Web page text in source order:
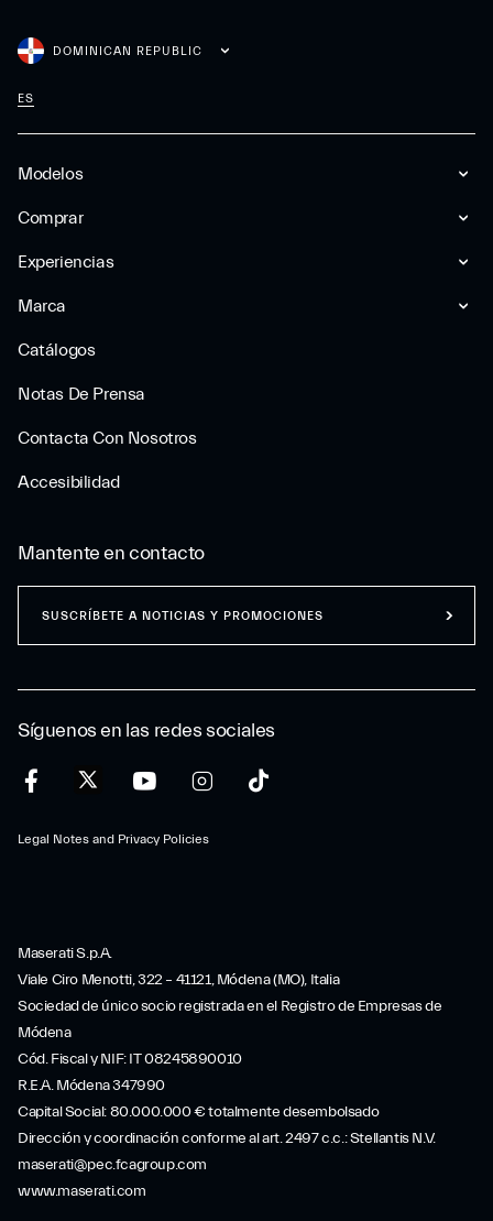
Modelos
Comprar
Experiencias
Marca
Catálogos
Notas De Prensa
Contacta Con Nosotros
Accesibilidad
DOMINICAN REPUBLIC
ES
Síguenos en las redes sociales
Legal Notes and Privacy Policies
Mantente en contacto
SUSCRÍBETE A NOTICIAS Y PROMOCIONES
Maserati S.p.A.
Viale Ciro Menotti, 322 – 41121, Módena (MO), Italia
Sociedad de único socio registrada en el Registro de Empresas de
Módena
Cód. Fiscal y NIF: IT 08245890010
R.E.A. Módena 347990
Capital Social: 80.000.000 € totalmente desembolsado
Dirección y coordinación conforme al art. 2497 c.c.: Stellantis N.V.
maserati@pec.fcagroup.com
www.maserati.com